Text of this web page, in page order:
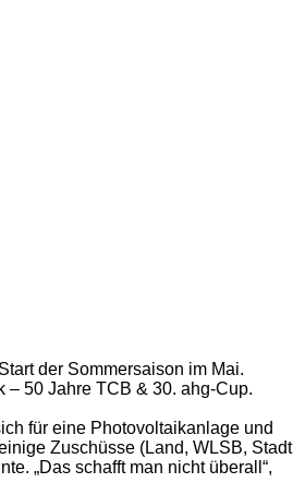
der Sommersaison im Mai.
– 50 Jahre TCB & 30. ahg-Cup.
für eine Photovoltaikanlage und
Zuschüsse (Land, WLSB, Stadt
„Das schafft man nicht überall“,